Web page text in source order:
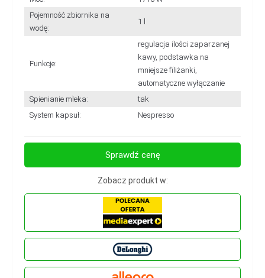
Pojemność zbiornika na
wodę:
1 l
Funkcje:
regulacja ilości zaparzanej
kawy, podstawka na
mniejsze filiżanki,
automatyczne wyłączanie
Spienianie mleka:
tak
System kapsuł:
Nespresso
Sprawdź cenę
Zobacz produkt w: